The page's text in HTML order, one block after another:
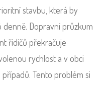
stavbu, která by
Dopravní průzkum
řidičů překračuje
rychlost a v obci
Tento problém si